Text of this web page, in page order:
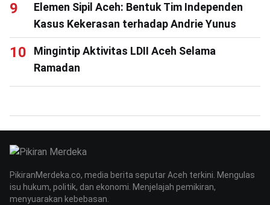
Elemen Sipil Aceh: Bentuk Tim Independen
Kasus Kekerasan terhadap Andrie Yunus
Mingintip Aktivitas LDII Aceh Selama
Ramadan
PikiranMerdeka.co, media berita seputar Aceh terkini. Mengulas
isu hukum, politik, dan ekonomi. Menjelajah pemikiran,
menyuarakan kebebasan.